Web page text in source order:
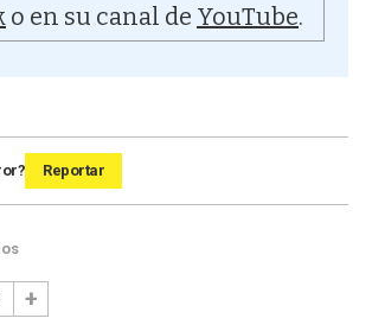
o en su canal de YouTube.
Reportar